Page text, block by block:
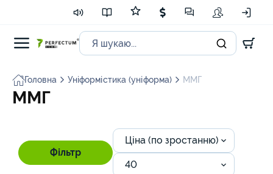
Головна Уніформістика (уніформа) ММГ
ММГ
Фільтр
Ціна (по зростанню)
40